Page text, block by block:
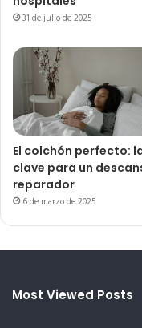
31 de julio de 2025
El colchón perfecto:
clave para un
reparador
6 de marzo de 2025
Most Viewed Posts